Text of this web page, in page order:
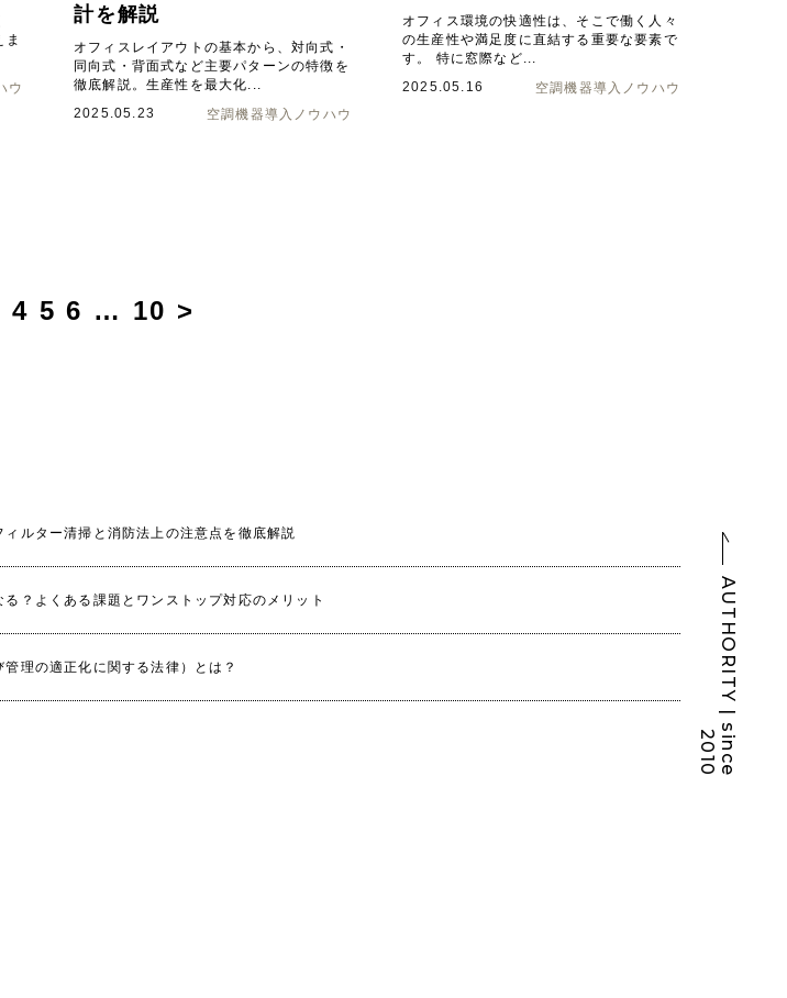
A
U
T
H
O
R
I
T
Y
|
s
i
n
c
e
20
1
0
ウ
計を解説
オフィスレイアウトの基本から、対向式・
同向式・背面式など主要パターンの特徴を
徹底解説。生産性を最大化...
2025.05.23
空調機器導入ノウハウ
オフィス環境の快適性は、そこで働く人々
の生産性や満足度に直結する重要な要素で
す。 特に窓際など...
2025.05.16
空調機器導入ノウハウ
4 5 6 … 10 >
ルター清掃と消防法上の注意点を徹底解説
？よくある課題とワンストップ対応のメリット
理の適正化に関する法律）とは？